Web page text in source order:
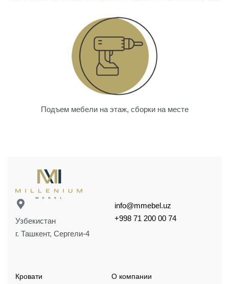
Подъем мебели на этаж, сборки на месте
Узбекистан
г. Ташкент, Сергели-4
info@mmebel.uz
+998 71 200 00 74
Кровати О компании